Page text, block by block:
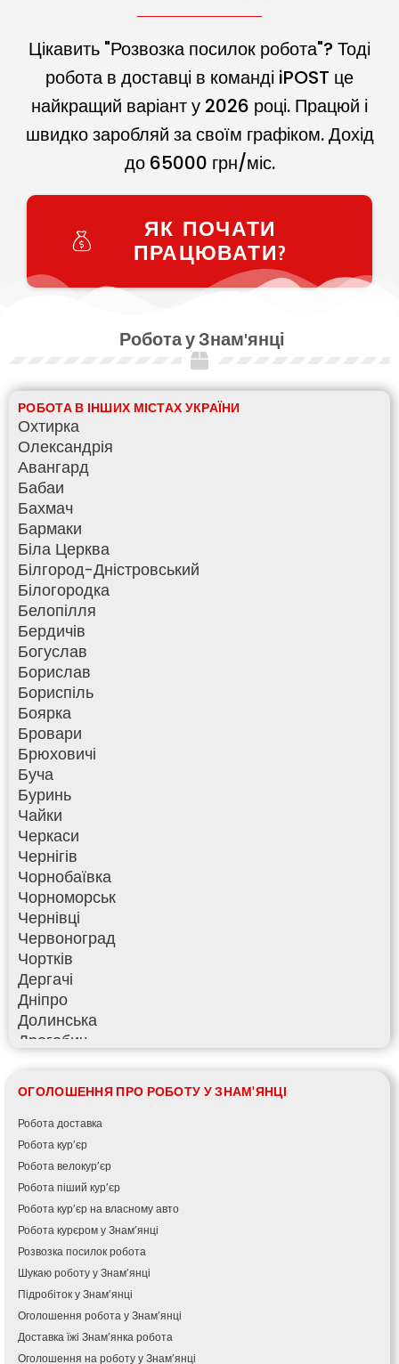
Цікавить "Розвозка посилок робота"? Тоді
робота в доставці в команді iPOST це
найкращий варіант у 2026 році. Працюй і
швидко заробляй за своїм графіком. Дохід
до 65000 грн/міс.
ЯК ПОЧАТИ
ПРАЦЮВАТИ?
Робота у Знам'янці
ОГОЛОШЕННЯ ПРО РОБОТУ У ЗНАМ'ЯНЦІ
Робота доставка
Робота кур’єр
Робота велокур’єр
Робота піший кур’єр
Робота кур’єр на власному авто
Робота курєром у Знам’янці
Розвозка посилок робота
Шукаю роботу у Знам’янці
Підробіток у Знам’янці
Оголошення робота у Знам’янці
Доставка їжі Знам’янка робота
Оголошення на роботу у Знам’янці
РОБОТА В ІНШИХ МІСТАХ УКРАЇНИ
Охтирка
Олександрія
Авангард
Бабаи
Бахмач
Бармаки
Біла Церква
Білгород-Дністровський
Білогородка
Белопілля
Бердичів
Богуслав
Борислав
Бориспіль
Боярка
Бровари
Брюховичі
Буча
Буринь
Чайки
Черкаси
Чернігів
Чорнобаївка
Чорноморськ
Чернівці
Червоноград
Чортків
Дергачі
Дніпро
Долинська
Дрогобич
Фонтанка
Гадяч
Гатне
Глеваха
Горішні Плавні
Гостомель
Харків
Херсон
Хмельницький
Хмільник
Ірпінь
Івано-Франківськ
Ізмаїл
Кагарлик